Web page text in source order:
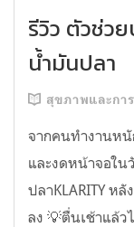
รีวิว ตัวช่ว
น้ำมันปลา
สุขภาพและกา
จากคนทำงานหนั
และงดหน้าจอใน
ปลาKLARITY ห
ลง 💡ตื่นเช้าแล้